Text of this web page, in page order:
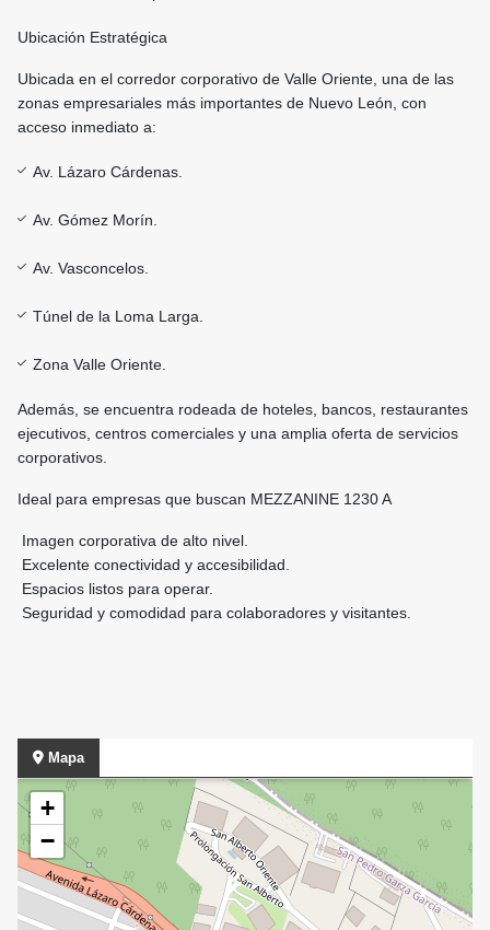
Ubicación Estratégica
Ubicada en el corredor corporativo de Valle Oriente, una de las
zonas empresariales más importantes de Nuevo León, con
acceso inmediato a:
Av. Lázaro Cárdenas.
Av. Gómez Morín.
Av. Vasconcelos.
Túnel de la Loma Larga.
Zona Valle Oriente.
Además, se encuentra rodeada de hoteles, bancos, restaurantes
ejecutivos, centros comerciales y una amplia oferta de servicios
corporativos.
Ideal para empresas que buscan MEZZANINE 1230 A
Imagen corporativa de alto nivel.
Excelente conectividad y accesibilidad.
Espacios listos para operar.
Seguridad y comodidad para colaboradores y visitantes.
Mapa
+
−